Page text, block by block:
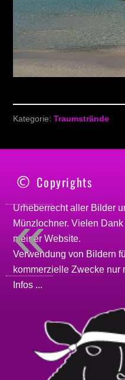
Kategorie:Traumstrände
Copyrights
Urheberrecht aller Bilder
Münzlochner. Vielen
meinerWebsite.
Verwendung von Bildern
kommerzielle Zwecke
Infos ...
«